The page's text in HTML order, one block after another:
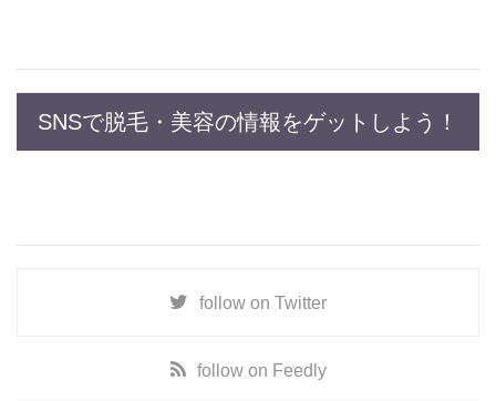
SNSで脱毛・美容の情報をゲットしよう！
follow on Twitter
follow on Feedly